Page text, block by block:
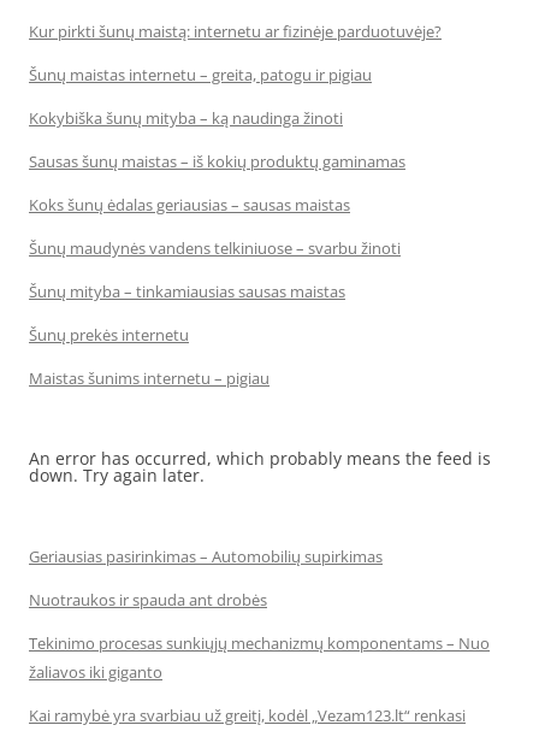
Kur pirkti šunų maistą: internetu ar fizinėje parduotuvėje?
Šunų maistas internetu – greita, patogu ir pigiau
Kokybiška šunų mityba – ką naudinga žinoti
Sausas šunų maistas – iš kokių produktų gaminamas
Koks šunų ėdalas geriausias – sausas maistas
Šunų maudynės vandens telkiniuose – svarbu žinoti
Šunų mityba – tinkamiausias sausas maistas
Šunų prekės internetu
Maistas šunims internetu – pigiau
An error has occurred, which probably means the feed is
down. Try again later.
Geriausias pasirinkimas – Automobilių supirkimas
Nuotraukos ir spauda ant drobės
Tekinimo procesas sunkiųjų mechanizmų komponentams – Nuo
žaliavos iki giganto
Kai ramybė yra svarbiau už greitį, kodėl „Vezam123.lt“ renkasi